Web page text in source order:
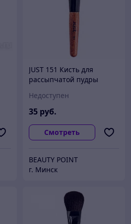
JUST 151 Кисть для
рассыпчатой пудры
покрытием)
Недоступен
35 руб.
Смотреть
BEAUTY POINT
г. Минск